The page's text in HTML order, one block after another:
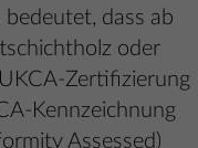
dass ab
oder
Zertifizierung
Kennzeichnung
Assessed)